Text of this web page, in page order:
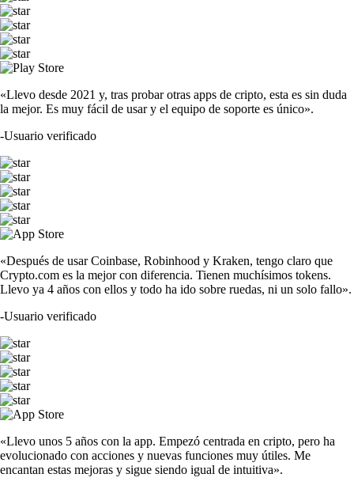
«Llevo desde 2021 y, tras probar otras apps de cripto, esta es sin duda
la mejor. Es muy fácil de usar y el equipo de soporte es único».
-Usuario verificado
«Después de usar Coinbase, Robinhood y Kraken, tengo claro que
Crypto.com es la mejor con diferencia. Tienen muchísimos tokens.
Llevo ya 4 años con ellos y todo ha ido sobre ruedas, ni un solo fallo».
-Usuario verificado
«Llevo unos 5 años con la app. Empezó centrada en cripto, pero ha
evolucionado con acciones y nuevas funciones muy útiles. Me
encantan estas mejoras y sigue siendo igual de intuitiva».